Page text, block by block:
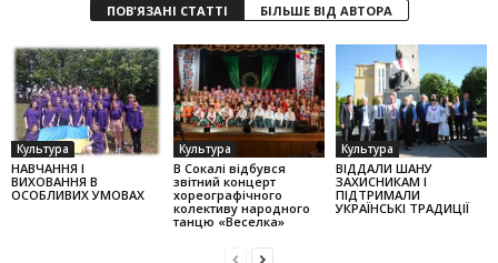
ПОВ'ЯЗАНІ СТАТТІ БІЛЬШЕ ВІД АВТОРА
Культура
НАВЧАННЯ І
ВИХОВАННЯ В
ОСОБЛИВИХ УМОВАХ
Культура
В Сокалі відбувся
звітний концерт
хореографічного
колек­тиву народного
танцю «Веселка»
Культура
ВІДДАЛИ ШАНУ
ЗАХИСНИКАМ І
ПІДТРИМАЛИ
УКРАЇНСЬКІ ТРАДИЦІЇ